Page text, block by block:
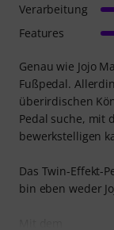
Genau wie Jojo
Fußpedal.
überirdischen
Pedal suche, mit
bewerkstelligen
Das Twin-Effekt-
bin eben weder
Verarbeitung
Features